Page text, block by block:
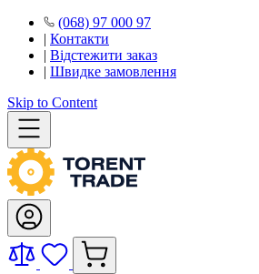
(068) 97 000 97
| Контакти
| Відстежити заказ
| Швидке замовлення
Skip to Content